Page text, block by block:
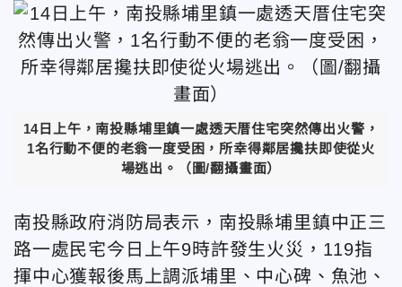
14日上午，南投縣埔里鎮一處透天厝住宅突然傳出火警，
1名行動不便的老翁一度受困，所幸得鄰居攙扶即使從火
場逃出。（圖/翻攝畫面）
南投縣政府消防局表示，南投縣埔里鎮中正三
路一處民宅今日上午9時許發生火災，119指
揮中心獲報後馬上調派埔里、中心碑、魚池、